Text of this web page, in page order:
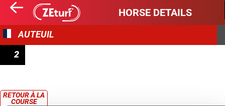
HORSE DETAILS
AUTEUIL
2
RETOUR À LA
COURSE